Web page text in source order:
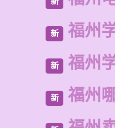
新 福州
新 福州
新 福州